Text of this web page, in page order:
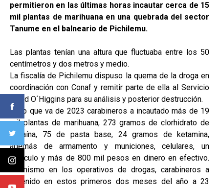
permitieron en las últimas horas incautar cerca de 15
mil plantas de marihuana en una quebrada del sector
Tanume en el balneario de Pichilemu.
Las plantas tenían una altura que fluctuaba entre los 50
centímetros y dos metros y medio.
La fiscalía de Pichilemu dispuso la quema de la droga en
coordinación con Conaf y remitir parte de ella al Servicio
Salud O´Higgins para su análisis y posterior destrucción.
En lo que va de 2023 carabineros a incautado más de 19
mil plantas de marihuana, 273 gramos de clorhidrato de
cocaína, 75 de pasta base, 24 gramos de ketamina,
además de armamento y municiones, celulares, un
vehículo y más de 800 mil pesos en dinero en efectivo.
Asimismo en los operativos de drogas, carabineros a
detenido en estos primeros dos meses del año a 23